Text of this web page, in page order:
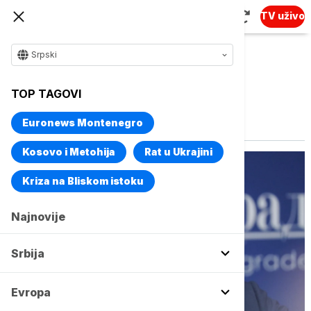
TV uživo
Srpski
TOP TAGOVI
Euronews Montenegro
Kosovo i Metohija Rat u Ukrajini
Kriza na Bliskom istoku
Najnovije
Srbija
Evropa
Vise o temi
Grad Beograd